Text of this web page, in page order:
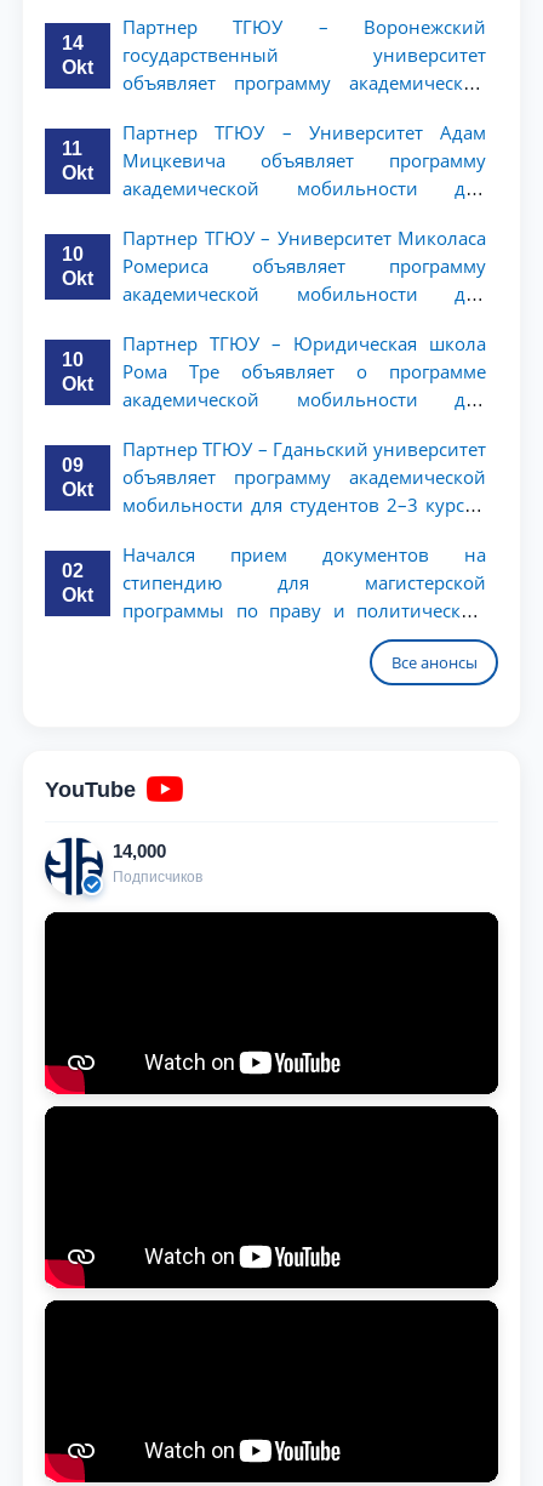
14
Okt
Партнер ТГЮУ – Воронежский
государственный университет
объявляет программу академической
ТГЮУ
11
Okt
Партнер ТГЮУ – Университет Адам
Мицкевича объявляет программу
академической мобильности для
10
Okt
Партнер ТГЮУ – Университет Миколаса
Ромериса объявляет программу
академической мобильности для
10
Okt
Партнер ТГЮУ – Юридическая школа
Рома Тре объявляет о программе
академической мобильности для
09
Okt
Партнер ТГЮУ – Гданьский университет
объявляет программу академической
мобильности для студентов 2–3 курсов
02
Okt
Начался прием документов на
стипендию для магистерской
программы по праву и политическим
наукам в Университете Нагоя
Все анонсы
YouTube
14,000
Подписчиков